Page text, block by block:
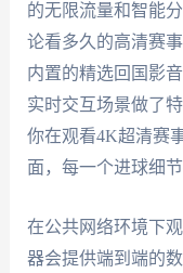
的无限流量和智能
论看多久的高清赛
内置的精选回国影
实时交互场景做了
你在观看4K超清赛
面，每一个进球细节
在公共网络环境下
器会提供端到端的